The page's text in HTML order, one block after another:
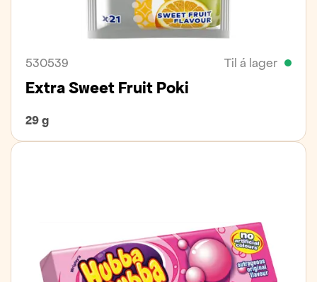
530539 Til á lager
Extra Sweet Fruit Poki
29 g